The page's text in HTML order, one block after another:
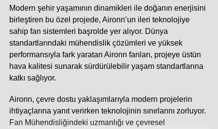
Modern şehir yaşamının dinamikleri ile doğanın enerjisini
birleştiren bu özel projede, Aironn’un ileri teknolojiye
sahip fan sistemleri başrolde yer alıyor. Dünya
standartlarındaki mühendislik çözümleri ve yüksek
performansıyla fark yaratan Aironn fanları, projeye üstün
hava kalitesi sunarak sürdürülebilir yaşam standartlarına
katkı sağlıyor.
Aironn, çevre dostu yaklaşımlarıyla modern projelerin
ihtiyaçlarına yanıt verirken teknolojinin sınırlarını zorluyor.
Fan Mühendisliğindeki uzmanlığı ve çevresel